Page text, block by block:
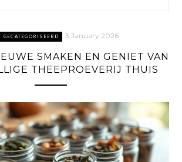
GECATEGORISEERD 3 January 2026
SMAKEN EN GENIET VAN
THEEPROEVERIJ THUIS